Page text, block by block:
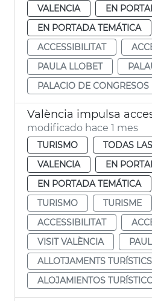
VALENCIA
EN
EN PORTADA TEMÁTICA
ACCESSIBILITAT
PAULA LLOBET
PALACIO DE CONGRESOS
modificado hace 1 mes
TURISMO
TODAS
VALENCIA
EN
EN PORTADA TEMÁTICA
TURISMO
TURISME
ACCESSIBILITAT
VISIT VALÈNCIA
ALLOTJAMENTS TURÍSTICS
ALOJAMIENTOS